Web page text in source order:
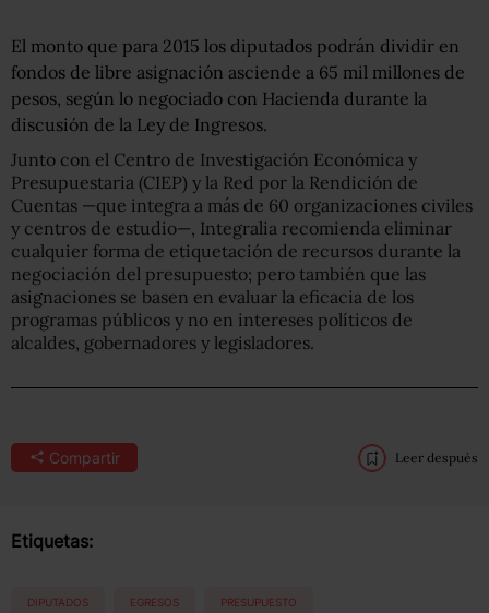
El monto que para 2015 los diputados podrán dividir en
fondos de libre asignación asciende a 65 mil millones de
pesos, según lo negociado con Hacienda durante la
discusión de la Ley de Ingresos.
Junto con el Centro de Investigación Económica y
Presupuestaria (CIEP) y la Red por la Rendición de
Cuentas —que integra a más de 60 organizaciones civiles
y centros de estudio—, Integralia recomienda eliminar
cualquier forma de etiquetación de recursos durante la
negociación del presupuesto; pero también que las
asignaciones se basen en evaluar la eficacia de los
programas públicos y no en intereses políticos de
alcaldes, gobernadores y legisladores.
Compartir Leer después
Etiquetas:
DIPUTADOS EGRESOS PRESUPUESTO